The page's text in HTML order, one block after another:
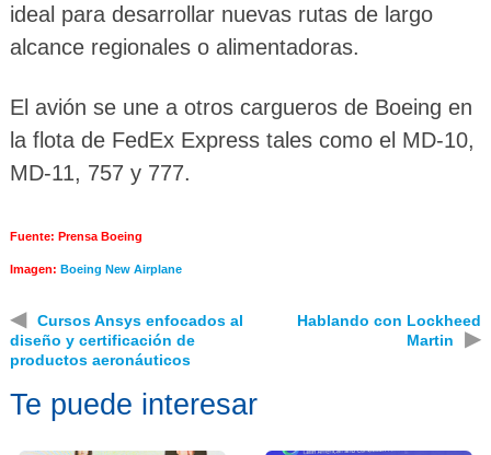
ideal para desarrollar nuevas rutas de largo
alcance regionales o alimentadoras.
El avión se une a otros cargueros de Boeing en
la flota de FedEx Express tales como el MD-10,
MD-11, 757 y 777.
Fuente: Prensa Boeing
Imagen: Boeing New Airplane
◀
Cursos Ansys enfocados al
diseño y certificación de
productos aeronáuticos
Hablando con Lockheed
Martin
▶
Te puede interesar